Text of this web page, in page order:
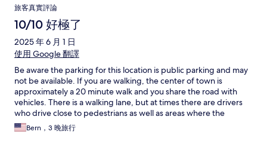
旅客真實評論
10/10 好極了
2025 年 6 月 1 日
使用 Google 翻譯
Be aware the parking for this location is public parking and may
not be available. If you are walking, the center of town is
approximately a 20 minute walk and you share the road with
vehicles. There is a walking lane, but at times there are drivers
who drive close to pedestrians as well as areas where the
walking lane ends. There are 2 roads to drive in and out of the
area, I'd recommend inquiring about the route that is wider. The
Bern，3 晚旅行